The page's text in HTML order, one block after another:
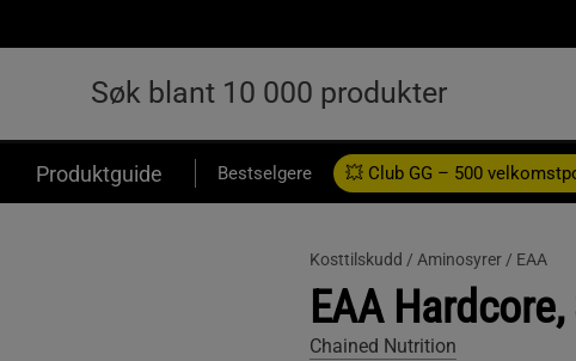
Produktguide Bestselgere 💥 Club GG – 500
Kosttilskudd / Aminosyrer / EAA
EAA
Chained Nutrition